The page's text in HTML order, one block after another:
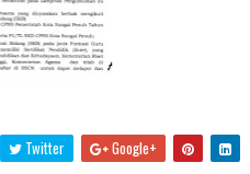
Twitter Google+